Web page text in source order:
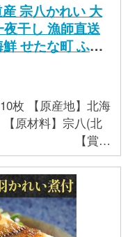
宗八かれい 大
干し 漁師直送
せたな町 ふる
枚 【原産地】北海
原材料】宗八(北
【賞味
冷凍（-18℃以下で
十八弘誠丸斉藤漁
元浦930